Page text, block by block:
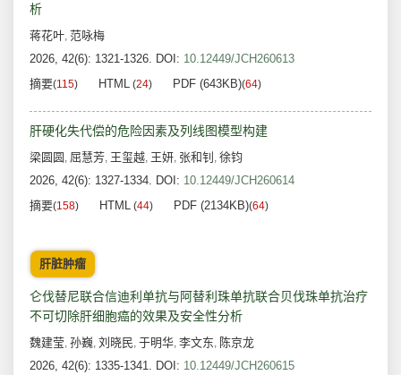
析
蒋花叶, 范咏梅
2026, 42(6): 1321-1326. DOI: 10.12449/JCH260613
摘要(115) HTML (24) PDF (643KB)(64)
肝硬化失代偿的危险因素及列线图模型构建
梁圆圆 , 屈慧芳, 王玺越, 王妍, 张和钊 , 徐钧
2026, 42(6): 1327-1334. DOI: 10.12449/JCH260614
摘要(158) HTML (44) PDF (2134KB)(64)
肝脏肿瘤
仑伐替尼联合信迪利单抗与阿替利珠单抗联合贝伐珠单抗治疗
不可切除肝细胞癌的效果及安全性分析
魏建莹, 孙巍, 刘晓民, 于明华, 李文东, 陈京龙
2026, 42(6): 1335-1341. DOI: 10.12449/JCH260615